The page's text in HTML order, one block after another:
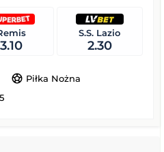
3.10
S.S. Lazio
2.30
sports_soccer Piłka Nożna